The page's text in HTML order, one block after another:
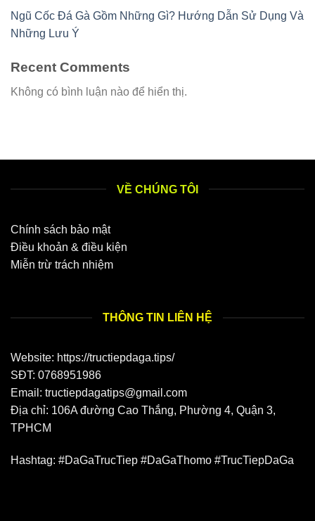
Ngũ Cốc Đá Gà Gồm Những Gì? Hướng Dẫn Sử Dụng Và
Những Lưu Ý
Recent Comments
Không có bình luận nào để hiển thị.
VỀ CHÚNG TÔI
Chính sách bảo mật
Điều khoản & điều kiện
Miễn trừ trách nhiệm
THÔNG TIN LIÊN HỆ
Website: https://tructiepdaga.tips/
SĐT: 0768951986
Email: tructiepdagatips@gmail.com
Địa chỉ: 106A đường Cao Thắng, Phường 4, Quận 3,
TPHCM
Hashtag: #DaGaTrucTiep #DaGaThomo #TrucTiepDaGa